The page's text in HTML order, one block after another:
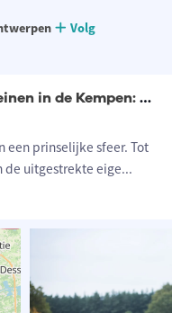
Volg
Fietsen langs provinciale domeinen in de Kempen: Provinciaal Groendomein Hertberg
een prinselijke sfeer. Tot
de uitgestrekte eige...